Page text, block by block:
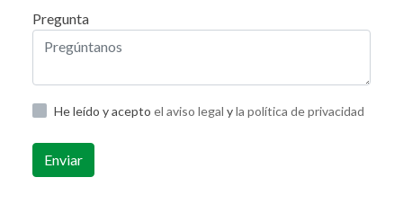
Pregunta
He leído y acepto el aviso legal yla política de privacidad
Enviar